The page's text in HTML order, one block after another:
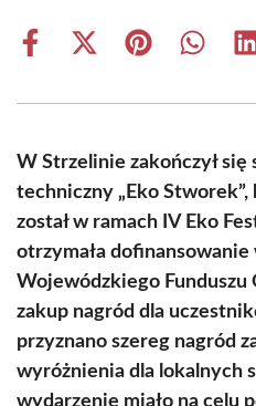
Share
Share
(Twitter)
Share Share
W Strzelinie zakończył się
techniczny „Eko
został w ramach IV Eko
otrzymała dofinansowanie
Wojewódzkiego Funduszu
zakup nagród dla
przyznano szereg nagród
wyróżnienia dla lokalnych
wydarzenie miało na celu